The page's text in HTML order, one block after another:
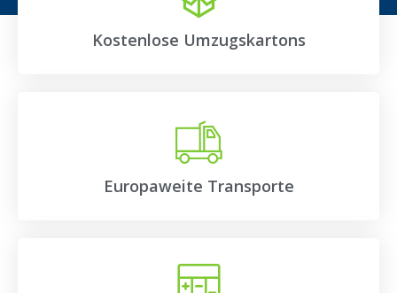
Kostenlose Umzugskartons
Europaweite Transporte